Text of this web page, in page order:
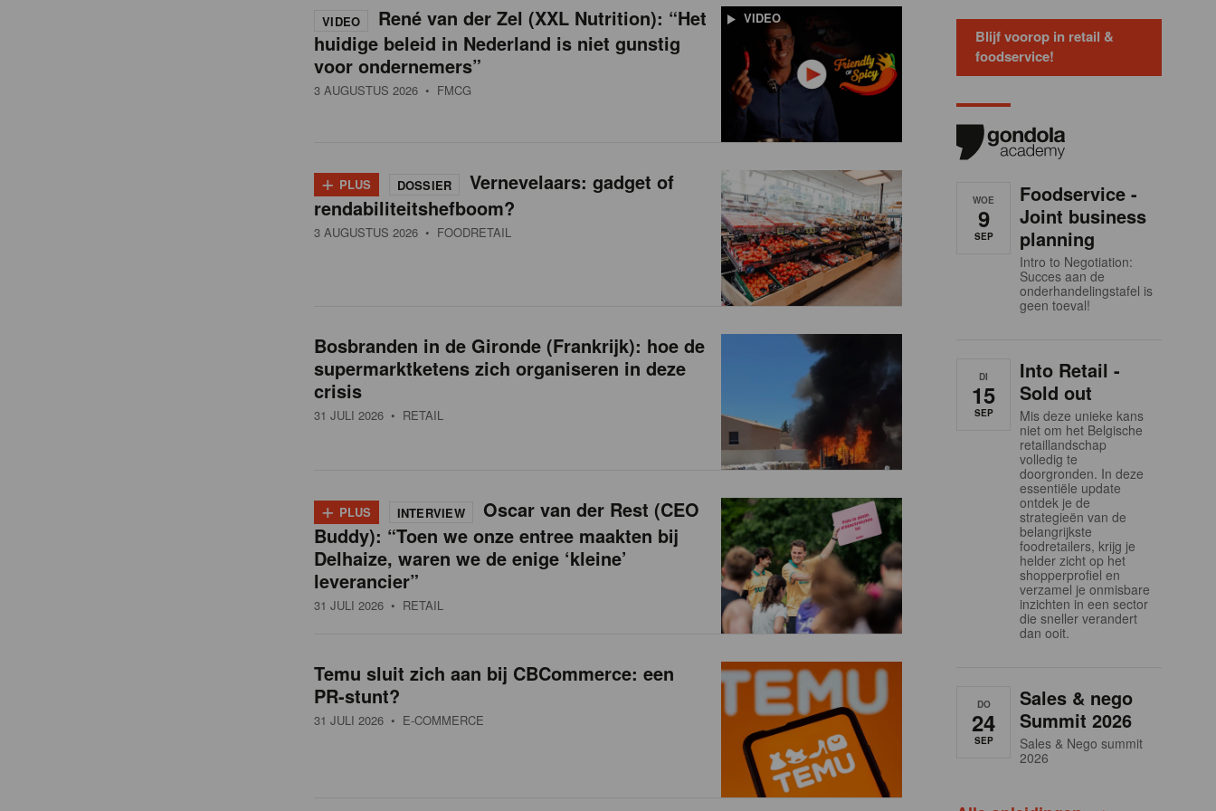
VIDEO
VIDEO
René van der Zel (XXL Nutrition): “Het
huidige beleid in Nederland is niet gunstig
voor ondernemers”
3 AUGUSTUS 2026 • FMCG
+ PLUS DOSSIER
Vernevelaars: gadget of
rendabiliteitshefboom?
3 AUGUSTUS 2026 • FOODRETAIL
Bosbranden in de Gironde (Frankrijk): hoe de
supermarktketens zich organiseren in deze
crisis
31 JULI 2026 • RETAIL
+ PLUS INTERVIEW
Oscar van der Rest (CEO
Buddy): “Toen we onze entree maakten bij
Delhaize, waren we de enige ‘kleine’
leverancier”
31 JULI 2026 • RETAIL
Temu sluit zich aan bij CBCommerce: een
PR-stunt?
31 JULI 2026 • E-COMMERCE
Blijf voorop in retail &
foodservice!
WOE
9
SEP
Foodservice -
Joint business
planning
Intro to Negotiation:
Succes aan de
onderhandelingstafel is
geen toeval!
DI
15
SEP
Into Retail -
Sold out
Mis deze unieke kans
niet om het Belgische
retaillandschap
volledig te
doorgronden. In deze
essentiële update
ontdek je de
strategieën van de
belangrijkste
foodretailers, krijg je
helder zicht op het
shopperprofiel en
verzamel je onmisbare
inzichten in een sector
die sneller verandert
dan ooit.
DO
24
SEP
Sales & nego
Summit 2026
Sales & Nego summit
2026